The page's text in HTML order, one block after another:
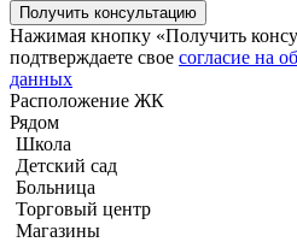
Нажимая кнопку «Получить
подтверждаете свое согласие на
данных
Расположение ЖК
Квартира с 1-й спальней
Рядом
Школа
Детский сад
Больница
Торговый центр
Магазины